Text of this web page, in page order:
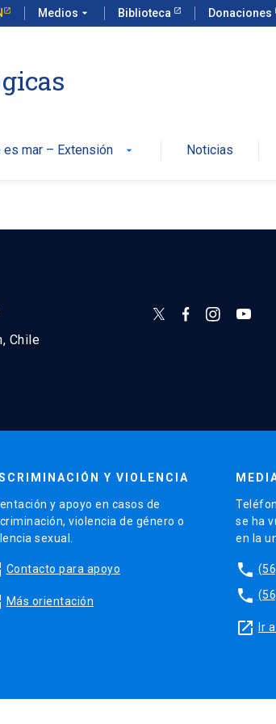
Medios arrow_drop_down Biblioteca Donaciones
es mar – Extensión arrow_drop_down Noticias
Chile
Y VIOLENCIA
y apoyo en casos de
violencia de género o
sexual.
Contacto para apoyo
Más orientación
se ha
en la
phone
phone
launch Ir